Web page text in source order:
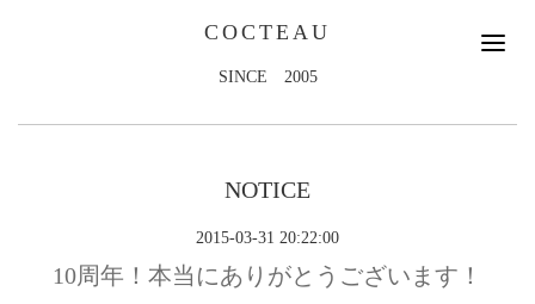
COCTEAU
SINCE 2005
NOTICE
2015-03-31 20:22:00
10周年！本当にありがとうございます！